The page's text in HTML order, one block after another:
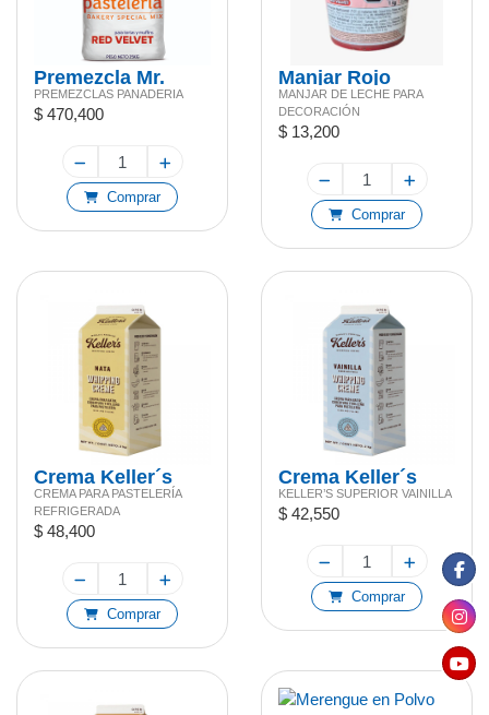
Premezcla Mr.
Frank Red Velvet
25kg
PREMEZCLAS PANADERIA
$ 470,400
Comprar
Manjar Rojo
Gloriett Vaso 1 Kg
MANJAR DE LECHE PARA
DECORACIÓN
$ 13,200
Comprar
Crema Keller´s
NATA 2 LT (SOLO
ENTREGA
CREMA PARA PASTELERÍA
REFRIGERADA
$ 48,400
Comprar
Crema Keller´s
Vainilla 2 LT
(SOLO ENTREGA
BOGOTA)
KELLER’S SUPERIOR VAINILLA
$ 42,550
Comprar